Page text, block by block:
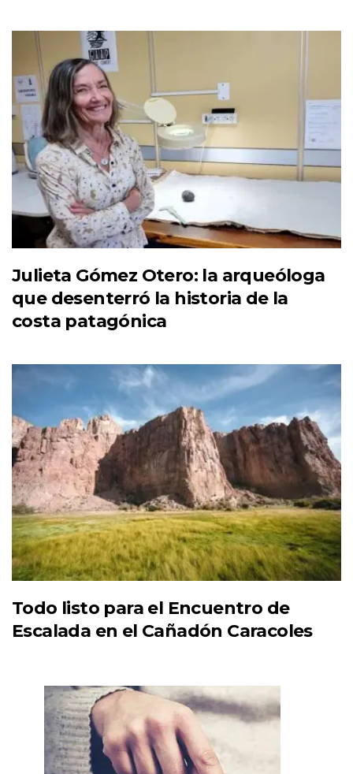
Julieta Gómez Otero: la arqueóloga
que desenterró la historia de la
costa patagónica
Todo listo para el Encuentro de
Escalada en el Cañadón Caracoles